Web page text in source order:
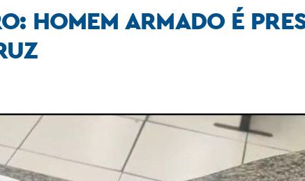
HOMEM ARMADO É
moto roubada em Santa Cruz